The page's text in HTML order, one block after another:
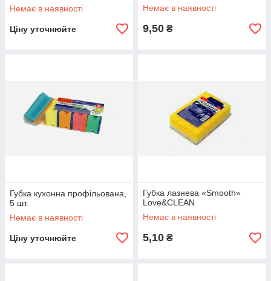
Немає в наявності
Ціну уточнюйте
Немає в наявності
9,50 ₴
Губка кухонна профільована,
5 шт.
Немає в наявності
Ціну уточнюйте
Губка лазнева «Smooth»
Love&CLEAN
Немає в наявності
5,10 ₴